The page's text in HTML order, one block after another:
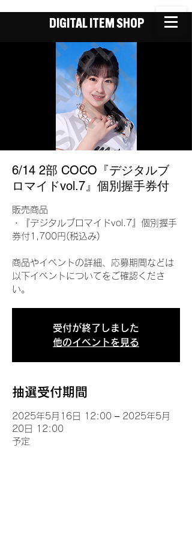
DIGITAL ITEM SHOP
6/14 2部 COCO『デジタルブ
ロマイドvol.7』個別握手券付
販売商品
・『デジタルブロマイドvol.7』個別握手
券付1,700円(税込み)
商品やイベントの詳細、応募期間などは
以下イベントについてをご確認くださ
い。
受付が終了しました
他のイベントを見る
抽選受付期間
2025年5月16日 12:00 – 2025年5月
20日 12:00
予定